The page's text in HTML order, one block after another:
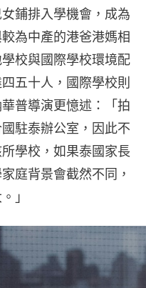
鋪排入學機會，成為
為中產的港爸港媽相
校與國際學校環境配
五十人，國際學校則
普導演更憶述：「拍
駐泰辦公室，因此不
學校，如果泰國家長
庭背景會截然不同，
」